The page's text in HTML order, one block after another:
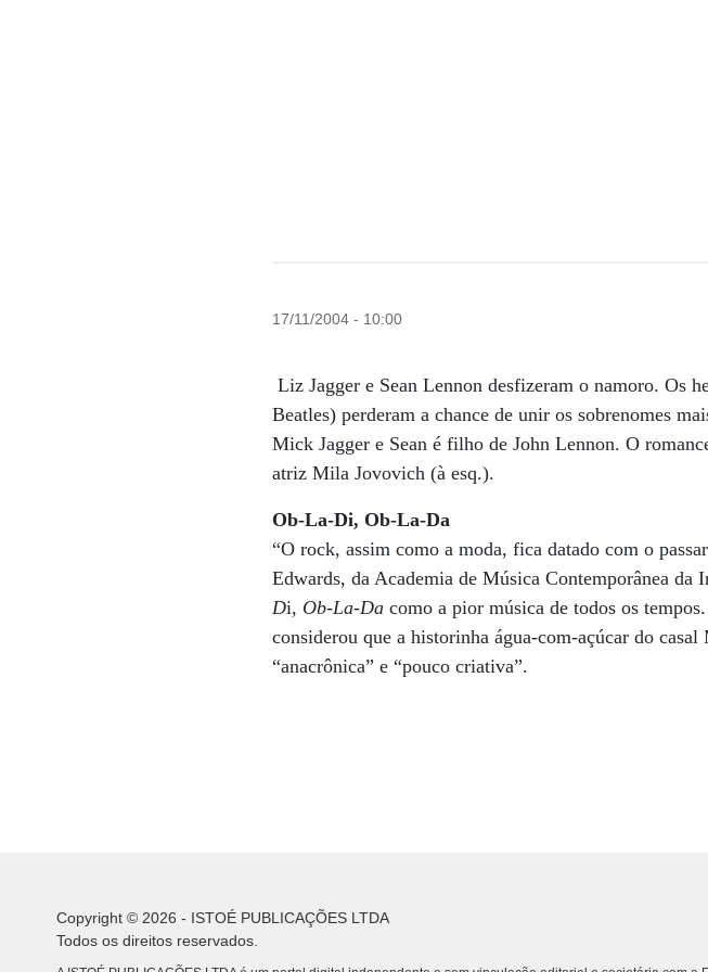
17/11/2004 - 10:00
Liz Jagger e Sean Lennon desfizeram o namoro. Os
Beatles) perderam a chance de unir os sobrenomes
Mick Jagger e Sean é filho de John Lennon. O
atriz Mila Jovovich (à esq.).
Ob-La-Di, Ob-La-Da
“O rock, assim como a moda, fica datado com o
Edwards, da Academia de Música Contemporânea da
Di, Ob-La-Da como a pior música de todos os
considerou que a historinha água-com-açúcar do
“anacrônica” e “pouco criativa”.
Copyright © 2026 - ISTOÉ PUBLICAÇÕES LTDA
Todos os direitos reservados.